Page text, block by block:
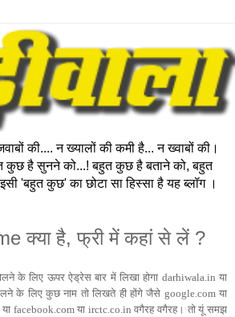
की.... न ख्यालों की कमी है... न ख्वाबों की।
है सुनने को...! बहुत कुछ है बताने को, बहुत
'बहुत कुछ' का छोटा सा हिस्सा है यह ब्लॉग ।
क्या है, फ्री में कहां से लें ?
के लिए ऊपर ऐड्रेस बार में लिखा होगा darhiwala.in या
के लिए कुछ नाम तो लिखते ही होंगे जैसे google.com या
facebook.com या irctc.co.in वगैरह वगैरह। तो यूं समझ